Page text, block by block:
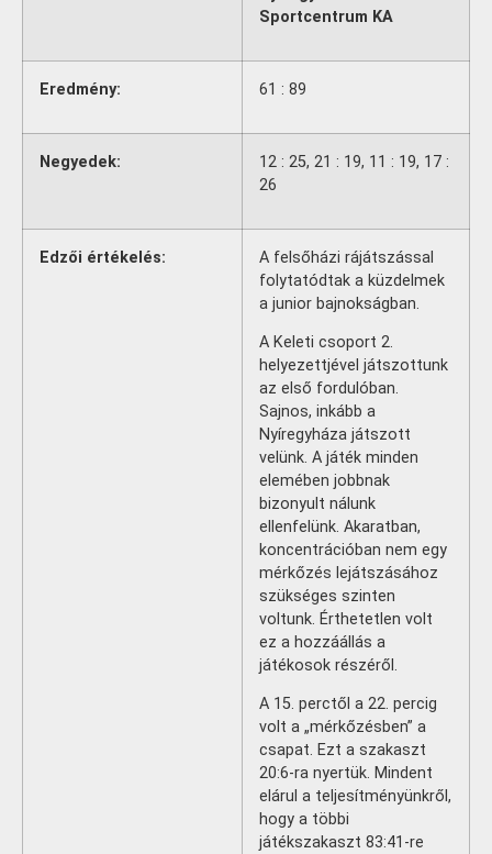
Sportcentrum KA
Eredmény: 61 : 89
Negyedek:
12 : 25, 21 : 19, 11 : 19, 17 :
26
Edzői értékelés:
A felsőházi rájátszással
folytatódtak a küzdelmek
a junior bajnokságban.
A Keleti csoport 2.
helyezettjével játszottunk
az első fordulóban.
Sajnos, inkább a
Nyíregyháza játszott
velünk. A játék minden
elemében jobbnak
bizonyult nálunk
ellenfelünk. Akaratban,
koncentrációban nem egy
mérkőzés lejátszásához
szükséges szinten
voltunk. Érthetetlen volt
ez a hozzáállás a
játékosok részéről.
A 15. perctől a 22. percig
volt a „mérkőzésben” a
csapat. Ezt a szakaszt
20:6-ra nyertük. Mindent
elárul a teljesítményünkről,
hogy a többi
játékszakaszt 83:41-re